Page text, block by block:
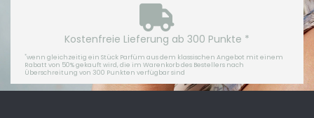
Kostenfreie Lieferung ab 300 Punkte *
*wenn gleichzeitig ein Stück Parfüm aus dem klassischen Angebot mit einem
Rabatt von 50% gekauft wird, die im Warenkorb des Bestellers nach
Überschreitung von 300 Punkten verfügbar sind